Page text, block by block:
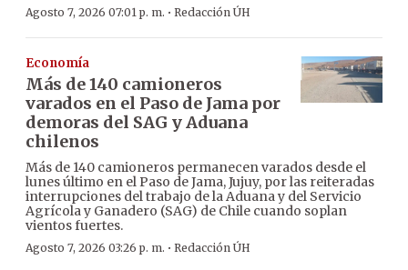
Agosto 7, 2026 07:01 p. m. · Redacción ÚH
Economía
Más de 140 camioneros
varados en el Paso de Jama por
demoras del SAG y Aduana
chilenos
Más de 140 camioneros permanecen varados desde el
lunes último en el Paso de Jama, Jujuy, por las reiteradas
interrupciones del trabajo de la Aduana y del Servicio
Agrícola y Ganadero (SAG) de Chile cuando soplan
vientos fuertes.
Agosto 7, 2026 03:26 p. m. · Redacción ÚH